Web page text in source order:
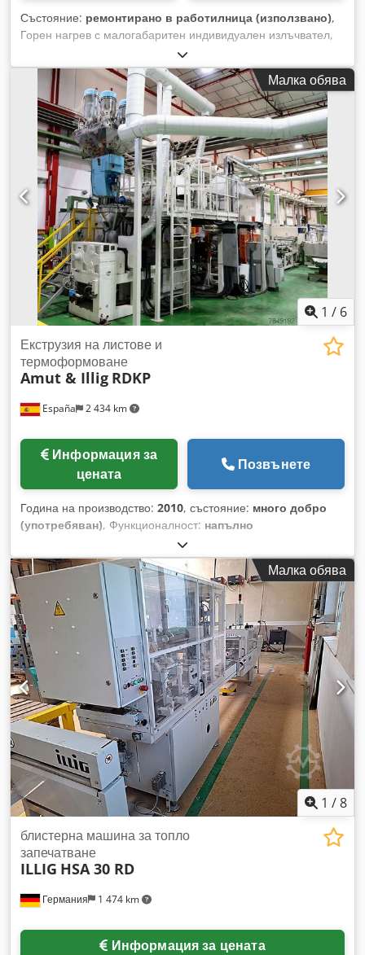
Състояние: ремонтирано в работилница (използвано),
Горен нагрев с малогабаритен индивидуален излъчвател,
управляван чрез лостов прекъсвач Долен нагрев с голям
излъчвател Csdpfxsfug Anj Amboha Горен щанцов апарат
Защитна решетка 4 охлаждащи вентилатора D05
Автоматично предварително продухване и автоматично
изваждане от формата
Малка обява
1 / 6
España 2 434 km
Екструзия на листове и
термоформоване
Amut & Illig RDKP
Информация за
цената
Позвънете
Година на производство: 2010, състояние: много добро
(употребяван), Функционалност: напълно
, КОМПЛЕКСНА ЛИНИЯ ЗА ЕКСТРУДИРАНЕ
НА ФОЛИО AMUT И ТЕРМОФОРМОВАНЕ ILLIG Chodozgtf
Djpfx Ambea Линия за екструдиране на фолио AMUT:
Максимална работна скорост 30 м/мин Основен екструдер
(слой A) EA100 / 35D Десен коекструдер (слой B) EA600 /
33D Обработвани материали: PP, PS или HIPS Часова
производителност до 450 кг/ч Максимална полезна ширина
720 мм Дебелина на фолиото мин./макс. 0,15 / 1,8 мм
Екструзионна глава за фолио Amut Каландър с ширина
1000 мм Диаметър на нагревателните валове 600 мм
Машина за термоформоване ILLIG Модел RDKP
Максимална ширина на фолиото 805 мм Максимален
диаметър на ролката 1600 мм Включени са различни
матрици Налични са 4 пълни линии Година на
производство 2010
Малка обява
1 /8
Германия 1 474 km
блистерна машина за топло
запечатване
ILLIG HSA 30 RD
Информация за цената